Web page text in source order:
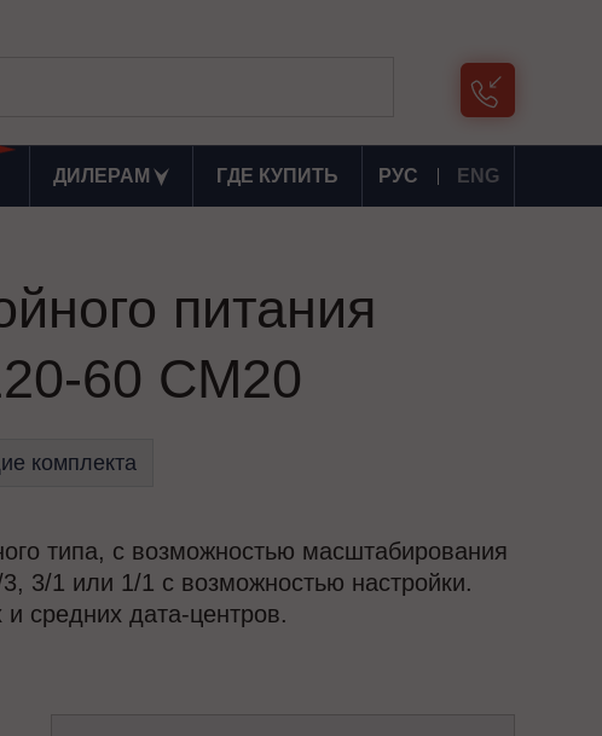
ДИЛЕРАМ ГДЕ КУПИТЬ РУС ENG
питания
60 СМ20
комплекта
типа, с возможностью масштабирования
3/1 или 1/1 с возможностью настройки.
средних дата-центров.